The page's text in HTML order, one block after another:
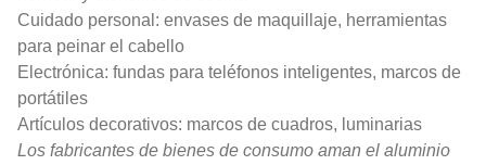
Cuidado personal: envases de maquillaje, herramientas
para peinar el cabello
Electrónica: fundas para teléfonos inteligentes, marcos de
portátiles
Artículos decorativos: marcos de cuadros, luminarias
Los fabricantes de bienes de consumo aman el aluminio